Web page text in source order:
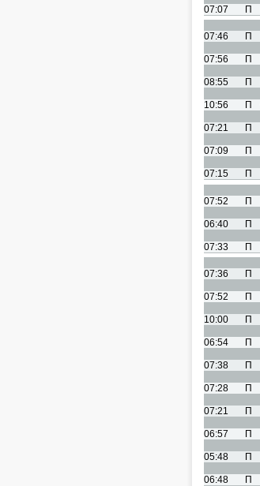
07:07
П
07:46
П
07:56
П
08:55
П
10:56
П
07:21
П
07:09
П
07:15
П
07:52
П
06:40
П
07:33
П
07:36
П
07:52
П
10:00
П
06:54
П
07:38
П
07:28
П
07:21
П
06:57
П
05:48
П
06:48
П